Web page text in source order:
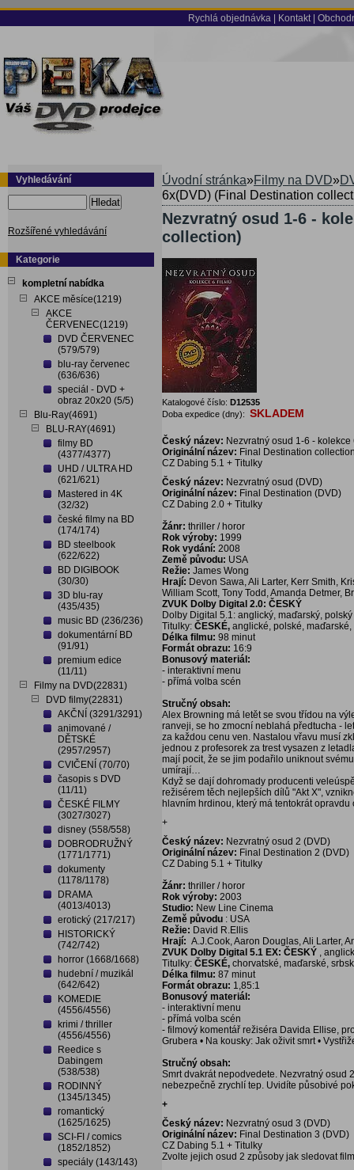
Rychlá objednávka Kontakt
Vyhledávání
Hledat
Rozšířené vyhledávání
Kategorie
kompletní nabídka
AKCE měsíce(1219)
AKCE
ČERVENEC(1219)
DVD ČERVENEC
(579/579)
blu-ray červenec
(636/636)
speciál - DVD +
obraz 20x20 (5/5)
Blu-Ray(4691)
BLU-RAY(4691)
filmy BD
(4377/4377)
UHD / ULTRA HD
(621/621)
Mastered in 4K
(32/32)
české filmy na BD
(174/174)
BD steelbook
(622/622)
BD DIGIBOOK
(30/30)
3D blu-ray
(435/435)
music BD (236/236)
dokumentární BD
(91/91)
premium edice
(11/11)
Filmy na DVD(22831)
DVD filmy(22831)
AKČNÍ (3291/3291)
animované /
DĚTSKÉ
(2957/2957)
CVIČENÍ (70/70)
časopis s DVD
(11/11)
ČESKÉ FILMY
(3027/3027)
disney (558/558)
DOBRODRUŽNÝ
(1771/1771)
dokumenty
(1178/1178)
DRAMA
(4013/4013)
erotický (217/217)
HISTORICKÝ
(742/742)
horror (1668/1668)
hudební / muzikál
(642/642)
KOMEDIE
(4556/4556)
krimi / thriller
(4556/4556)
Reedice s
Dabingem
(538/538)
RODINNÝ
(1345/1345)
romantický
(1625/1625)
SCI-FI / comics
(1852/1852)
speciály (143/143)
Úvodní stránka»Filmy na DVD»
6x(DVD) (Final Destination
Nezvratný osud 1-6 -
collection)
Katalogové číslo: D12535
Doba expedice (dny): SKLADEM
Český název: Nezvratný osud 1-6 - kolekce
Originální název: Final Destination
CZ Dabing 5.1 + Titulky
Český název: Nezvratný osud (DVD)
Originální název: Final Destination (DVD)
CZ Dabing 2.0 + Titulky
Žánr: thriller / horor
Rok výroby: 1999
Rok vydání: 2008
Země původu: USA
Režie: James Wong
Hrají: Devon Sawa, Ali Larter, Kerr Smith,
William Scott, Tony Todd, Amanda Detmer,
ZVUK Dolby Digital 2.0: ČESKÝ
Dolby Digital 5.1: anglický, maďarský, polský
Titulky: ČESKÉ, anglické, polské, maďarské,
Délka filmu: 98 minut
Formát obrazu: 16:9
Bonusový materiál:
- interaktivní menu
- přímá volba scén
Stručný obsah:
Alex Browning má letět se svou třídou na
ranveji, se ho zmocní neblahá předtucha -
za každou cenu ven. Nastalou vřavu musí
jednou z profesorek za trest vysazen z
mají pocit, že se jim podařilo uniknout
umírají…
Když se dají dohromady producenti
režisérem těch nejlepších dílů "Akt X",
hlavním hrdinou, který má tentokrát
+
Český název: Nezvratný osud 2 (DVD)
Originální název: Final Destination 2 (DVD)
CZ Dabing 5.1 + Titulky
Žánr: thriller / horor
Rok výroby: 2003
Studio: New Line Cinema
Země původu : USA
Režie: David R.Ellis
Hrají: A.J.Cook, Aaron Douglas, Ali Larter,
ZVUK Dolby Digital 5.1 EX: ČESKÝ ,
Titulky: ČESKÉ, chorvatské, maďarské,
Délka filmu: 87 minut
Formát obrazu: 1,85:1
Bonusový materiál:
- interaktivní menu
- přímá volba scén
- filmový komentář režiséra Davida Ellise,
Grubera • Na kousky: Jak oživit smrt •
Stručný obsah:
Smrt dvakrát nepodvedete. Nezvratný osud
nebezpečně zrychlí tep. Uvidíte působivé
+
Český název: Nezvratný osud 3 (DVD)
Originální název: Final Destination 3 (DVD)
CZ Dabing 5.1 + Titulky
Zvolte jejich osud 2 způsoby jak sledovat